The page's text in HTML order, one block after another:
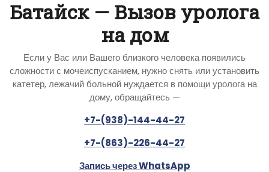
Батайск — Вызов уролога
на дом
Если у Вас или Вашего близкого человека появились
сложности с мочеиспусканием, нужно снять или установить
катетер, лежачий больной нуждается в помощи уролога на
дому, обращайтесь —
+7-(938)-144-44-27
+7-(863)-226-44-27
Запись через WhatsApp